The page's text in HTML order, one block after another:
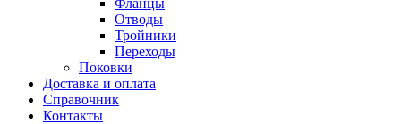
Отводы
Тройники
Переходы
Поковки
Доставка и оплата
Справочник
Контакты